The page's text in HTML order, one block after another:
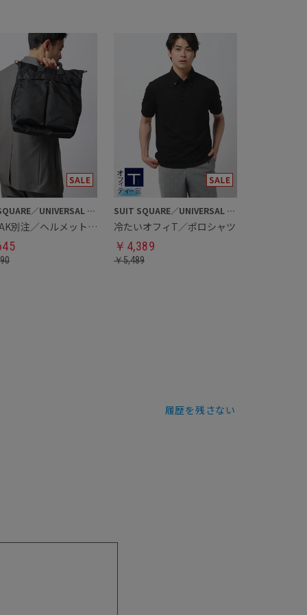
SUIT SQUARE／UNIVERSAL LANGUAGE
YAK PAK別注／ヘルメットバッグ
SUIT SQUARE／UNIVERSAL LANGUAGE
冷たいオフィT／ポロシャツ
￥ 4,389
￥5,489
履歴を残さない